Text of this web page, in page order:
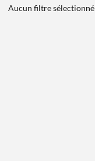
Aucun filtre sélectionné